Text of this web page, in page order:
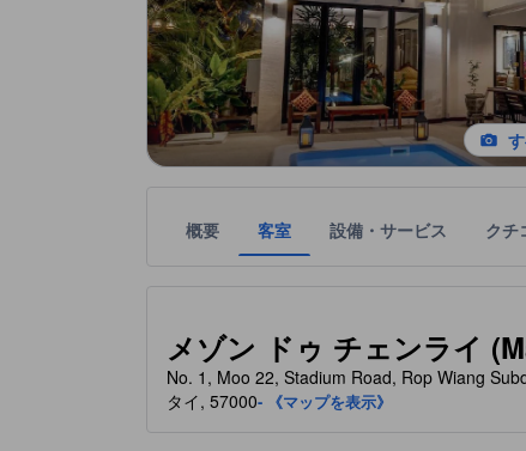
概要 客室 設備・サービス クチ
メゾン ドゥ チェンライ
No. 1, Moo 22, Stadium Road, Rop Wiang
タイ, 57000- 《マップを表示》